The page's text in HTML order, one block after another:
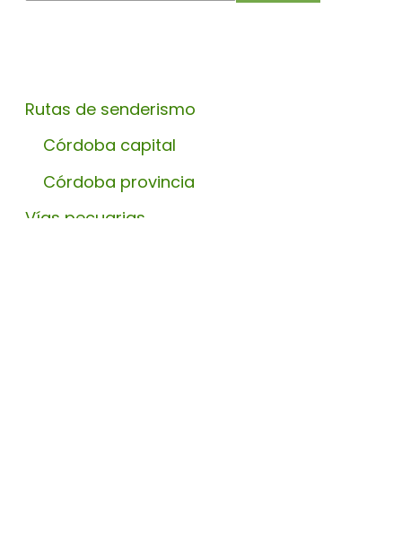
Rutas de senderismo
Córdoba capital
Córdoba provincia
Vías pecuarias